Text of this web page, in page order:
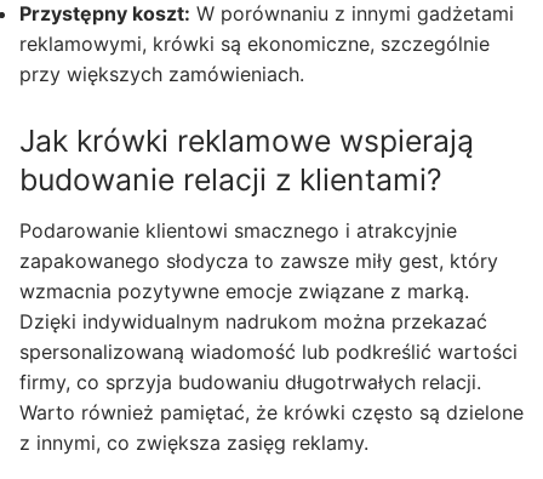
Przystępny koszt: W porównaniu z innymi gadżetami
reklamowymi, krówki są ekonomiczne, szczególnie
przy większych zamówieniach.
Jak krówki reklamowe wspierają
budowanie relacji z klientami?
Podarowanie klientowi smacznego i atrakcyjnie
zapakowanego słodycza to zawsze miły gest, który
wzmacnia pozytywne emocje związane z marką.
Dzięki indywidualnym nadrukom można przekazać
spersonalizowaną wiadomość lub podkreślić wartości
firmy, co sprzyja budowaniu długotrwałych relacji.
Warto również pamiętać, że krówki często są dzielone
z innymi, co zwiększa zasięg reklamy.